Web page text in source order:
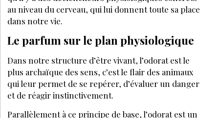
au niveau du cerveau, qui lui donnent toute sa plac
LA SUITE EST RÉSERVÉE
AUX ABONNÉS
Déjà abonné ?
Se connecter
Accédez à tous nos articles et dossiers en